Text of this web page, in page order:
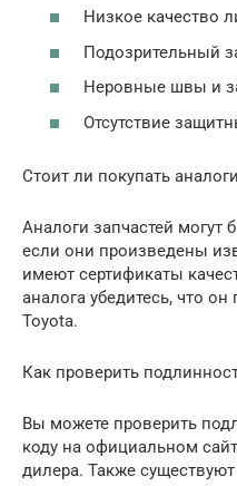
Низкое качество
Подозрительный
Неровные швы и
Отсутствие
Стоит ли покупать
Аналоги запчастей
если они произведены
имеют сертификаты
аналога убедитесь, что
Toyota.
Как проверить
Вы можете проверить
коду на официальном
дилера. Также